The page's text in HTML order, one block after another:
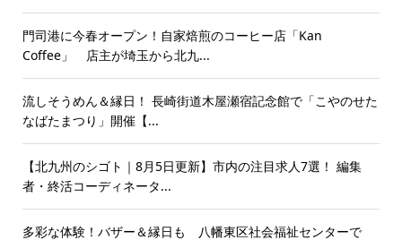
門司港に今春オープン！自家焙煎のコーヒー店「Kan
Coffee」 店主が埼玉から北九...
流しそうめん＆縁日！ 長崎街道木屋瀬宿記念館で「こやのせた
なばたまつり」開催【...
【北九州のシゴト｜8月5日更新】市内の注目求人7選！ 編集
者・終活コーディネータ...
多彩な体験！バザー＆縁日も 八幡東区社会福祉センターで